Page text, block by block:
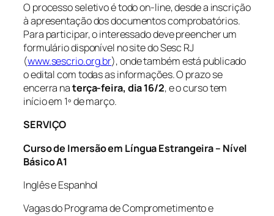
O processo seletivo é todo on-line, desde a inscrição
à apresentação dos documentos comprobatórios.
Para participar, o interessado deve preencher um
formulário disponível no site do Sesc RJ
(www.sescrio.org.br), onde também está publicado
o edital com todas as informações. O prazo se
encerra naterça-feira, dia 16/2, e o curso tem
início em 1º de março.
SERVIÇO
Curso de Imersão em Língua Estrangeira – Nível
Básico A1
Inglês e Espanhol
Vagas do Programa de Comprometimento e